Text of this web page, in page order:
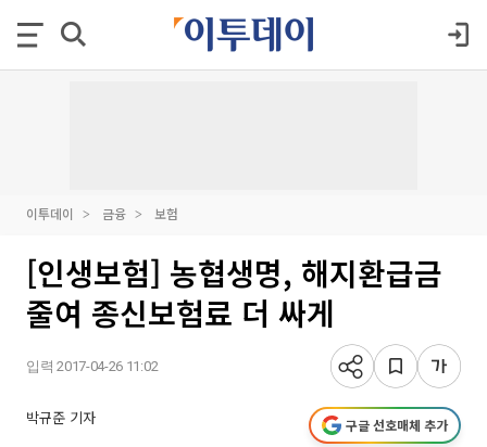
이투데이 금융 보험
[인생보험] 농협생명, 해지환급금
줄여 종신보험료 더 싸게
입력 2017-04-26 11:02
박규준 기자 구글 선호매체 추가